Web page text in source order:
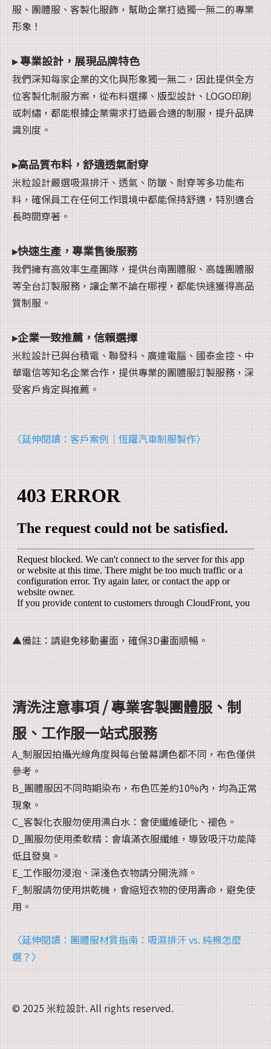
服、團體服、客製化服飾，幫助企業打造獨一無二的專業
形象！
▸ 專業設計，展現品牌特色
我們深知每家企業的文化與形象獨一無二，因此提供全方
位客製化制服方案，從布料選擇、版型設計、LOGO印刷
或刺繡，都能根據企業需求打造最合適的制服，提升品牌
識別度。
▸高品質布料，舒適透氣耐穿
米粒設計嚴選吸濕排汗、透氣、防皺、耐穿等多功能布
料，確保員工在任何工作環境中都能保持舒適，特別適合
長時間穿著。
▸快速生產，專業售後服務
我們擁有高效率生產團隊，提供台南團體服、高雄團體服
等全台訂製服務，讓企業不論在哪裡，都能快速獲得高品
質制服。
▸企業一致推薦，信賴選擇
米粒設計已與台積電、聯發科、廣達電腦、國泰金控、中
華電信等知名企業合作，提供專業的團體服訂製服務，深
受客戶肯定與推薦。
〈延伸閱讀：客戶案例｜恆躍汽車制服製作〉
▲備註：請避免移動畫面，確保3D畫面順暢。
清洗注意事項 / 專業客製團體服、制
服、工作服一站式服務
A_制服因拍攝光線角度與每台螢幕調色都不同，布色僅供
參考。
B_團體服因不同時期染布，布色匹差約10%內，均為正常
現象。
C_客製化衣服勿使用漂白水：會使纖維硬化、褪色。
D_團服勿使用柔軟精：會填滿衣服纖維，導致吸汗功能降
低且發臭。
E_工作服勿浸泡、深淺色衣物請分開洗滌。
F_制服請勿使用烘乾機，會縮短衣物的使用壽命，避免使
用。
〈延伸閱讀：團體服材質指南：吸濕排汗 vs. 純棉怎麼
選？〉
© 2025 米粒設計. All rights reserved.